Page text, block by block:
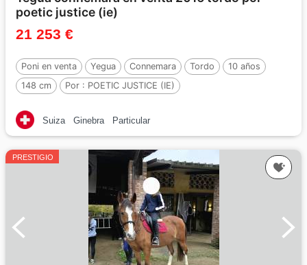
poetic justice (ie)
21 253 €
Poni en venta Yegua Connemara Tordo
10 años
148 cm
Por : POETIC JUSTICE (IE)
Suiza Ginebra Particular
PRESTIGIO